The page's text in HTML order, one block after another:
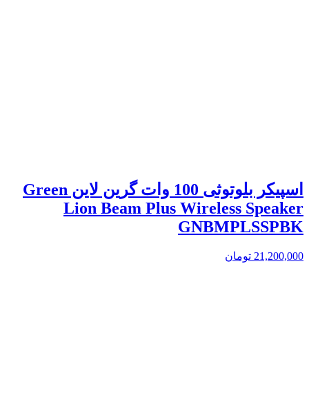
اسپیکر بلوتوثی 100 وات گرین لاین Green
Lion Beam Plus Wireless Speaker
GNBMPLSSPBK
21,200,000 تومان